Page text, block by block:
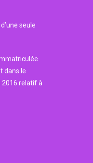
seule
dans le
2016 relatif à